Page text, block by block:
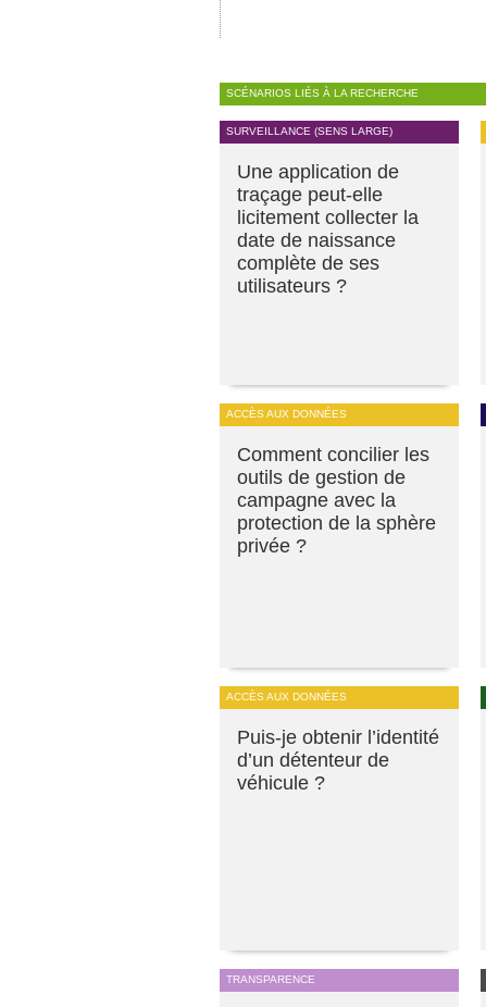
SCÉNARIOS LIÉS À LA RECHERCHE
SURVEILLANCE (SENS LARGE)
Une application de
traçage peut-elle
licitement collecter la
date de naissance
complète de ses
utilisateurs ?
ACCÈS AUX DONNÉES
Comment concilier les
outils de gestion de
campagne avec la
protection de la sphère
privée ?
ACCÈS AUX DONNÉES
Puis-je obtenir l’identité
d’un détenteur de
véhicule ?
TRANSPARENCE